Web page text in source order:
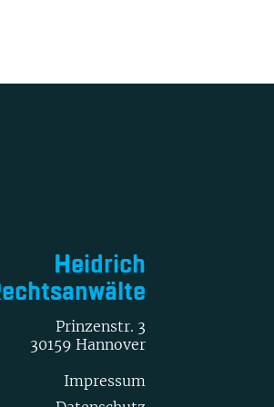
Heidrich
Prinzenstr. 3
30159 Hannover
Impressum